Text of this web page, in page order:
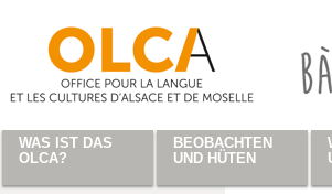
WAS IST DAS
OLCA?
BEOBACHTEN
UND HÜTEN